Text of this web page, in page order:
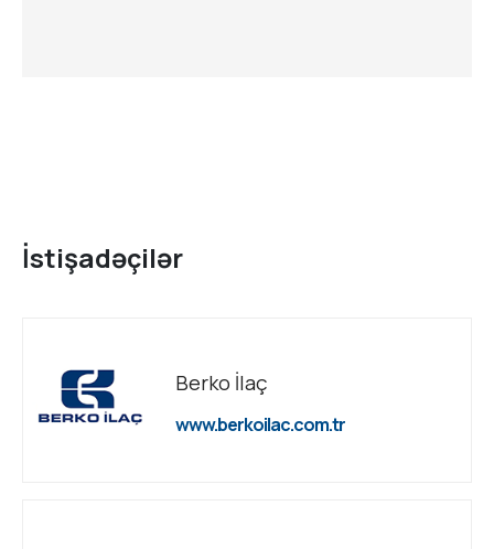
İstişadəçilər
Berko İlaç
www.berkoilac.com.tr